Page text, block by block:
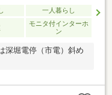
一人暮らし
モニタ付インターホ
ン
深堀電停（市電）斜め